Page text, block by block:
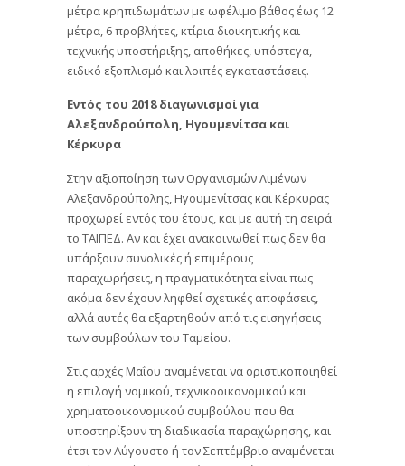
μέτρα κρηπιδωμάτων με ωφέλιμο βάθος έως 12
μέτρα, 6 προβλήτες, κτίρια διοικητικής και
τεχνικής υποστήριξης, αποθήκες, υπόστεγα,
ειδικό εξοπλισμό και λοιπές εγκαταστάσεις.
Εντός του 2018 διαγωνισμοί για
Αλεξανδρούπολη, Ηγουμενίτσα και
Κέρκυρα
Στην αξιοποίηση των Οργανισμών Λιμένων
Αλεξανδρούπολης, Ηγουμενίτσας και Κέρκυρας
προχωρεί εντός του έτους, και με αυτή τη σειρά
το ΤΑΙΠΕΔ. Αν και έχει ανακοινωθεί πως δεν θα
υπάρξουν συνολικές ή επιμέρους
παραχωρήσεις, η πραγματικότητα είναι πως
ακόμα δεν έχουν ληφθεί σχετικές αποφάσεις,
αλλά αυτές θα εξαρτηθούν από τις εισηγήσεις
των συμβούλων του Ταμείου.
Στις αρχές Μαΐου αναμένεται να οριστικοποιηθεί
η επιλογή νομικού, τεχνικοοικονομικού και
χρηματοοικονομικού συμβούλου που θα
υποστηρίξουν τη διαδικασία παραχώρησης, και
έτσι τον Αύγουστο ή τον Σεπτέμβριο αναμένεται